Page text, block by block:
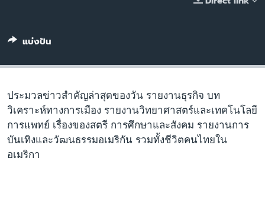
แบ่งปัน
ประมวลข่าวสำคัญล่าสุดของวัน รายงานธุรกิจ บท
วิเคราะห์ทางการเมือง รายงานวิทยาศาสตร์และเทคโนโลยี
การแพทย์ เรื่องของสตรี การศึกษาและสังคม รายงานการ
บันเทิงและวัฒนธรรมอเมริกัน รวมทั้งชีวิตคนไทยใน
อเมริกา